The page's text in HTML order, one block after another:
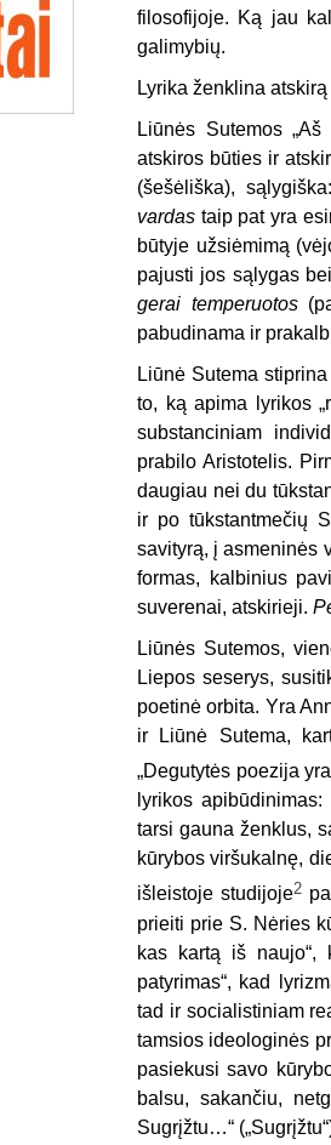
filosofijoje. Ką jau
galimybių.
Lyrika ženklina
Liūnės Sutemos
atskiros būties ir
(šešėliška),
vardas taip pat yra
būtyje užsiėmimą
pajusti jos sąlygas
gerai temperuotos
pabudinama ir
Liūnė Sutema
to, ką apima lyrikos
substanciniam
prabilo Aristotelis.
daugiau nei du
ir po tūkstantmečių
savityrą, į asmeninės
formas, kalbinius
suverenai, atskirieji.
Liūnės Sutemos,
Liepos seserys,
poetinė orbita. Yra
ir Liūnė Sutema,
„Degutytės poezija
lyrikos apibūdinimas:
tarsi gauna ženklus,
kūrybos viršukalnę,
išleistoje studijoje2
prieiti prie S. Nėries
kas kartą iš naujo“,
patyrimas“, kad
tad ir socialistiniam
tamsios ideologinės
pasiekusi savo
balsu, sakančiu,
Sugrįžtu…“